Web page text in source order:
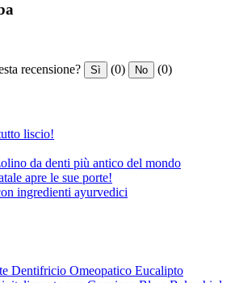
recensione? Sì (0) No (0)
liscio!
da denti più antico del mondo
apre le sue porte!
ingredienti ayurvedici
Dentifricio Omeopatico Eucalipto